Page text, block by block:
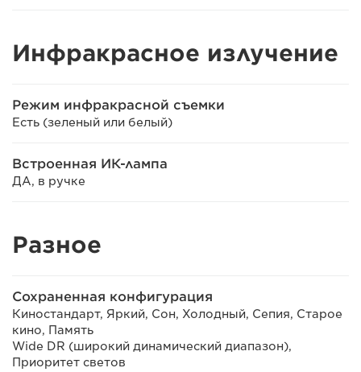
Инфракрасное излучение
Режим инфракрасной съемки
Есть (зеленый или белый)
Встроенная ИК-лампа
ДА, в ручке
Разное
Сохраненная конфигурация
Киностандарт, Яркий, Сон, Холодный, Сепия, Старое
кино, Память
Wide DR (широкий динамический диапазон),
Приоритет светов